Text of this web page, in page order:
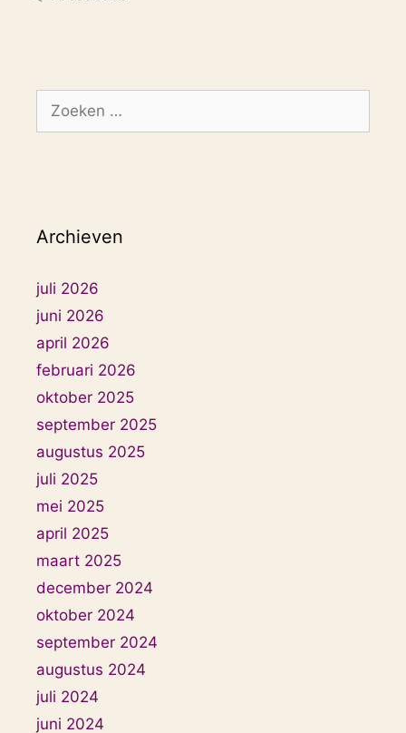
naar:
Archieven
juli 2026
juni 2026
april 2026
februari 2026
oktober 2025
september 2025
augustus 2025
juli 2025
mei 2025
april 2025
maart 2025
december 2024
oktober 2024
september 2024
augustus 2024
juli 2024
juni 2024